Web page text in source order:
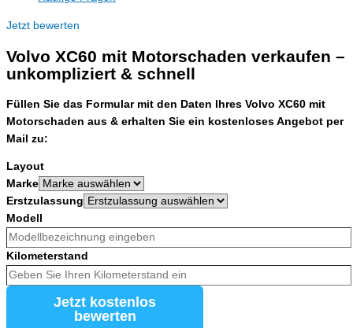
Jetzt bewerten
Volvo XC60 mit Motorschaden verkaufen –
unkompliziert & schnell
Füllen Sie das Formular mit den Daten Ihres Volvo XC60 mit
Motorschaden aus & erhalten Sie ein kostenloses Angebot per
Mail zu:
Layout
Marke
Erstzulassung
Modell
Kilometerstand
Jetzt kostenlos
bewerten